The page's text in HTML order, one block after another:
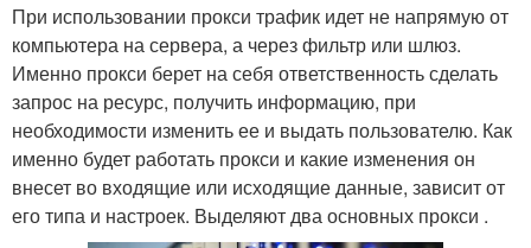
При использовании прокси трафик идет не напрямую от
компьютера на сервера, а через фильтр или шлюз.
Именно прокси берет на себя ответственность сделать
запрос на ресурс, получить информацию, при
необходимости изменить ее и выдать пользователю. Как
именно будет работать прокси и какие изменения он
внесет во входящие или исходящие данные, зависит от
его типа и настроек. Выделяют два основных прокси .